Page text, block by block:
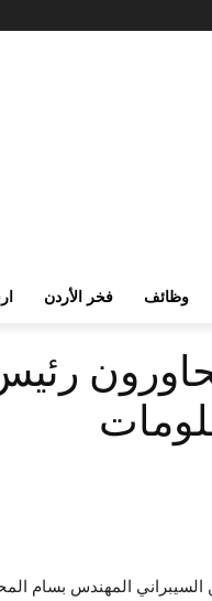
وظائف فخر الأردن
المهندس بسام